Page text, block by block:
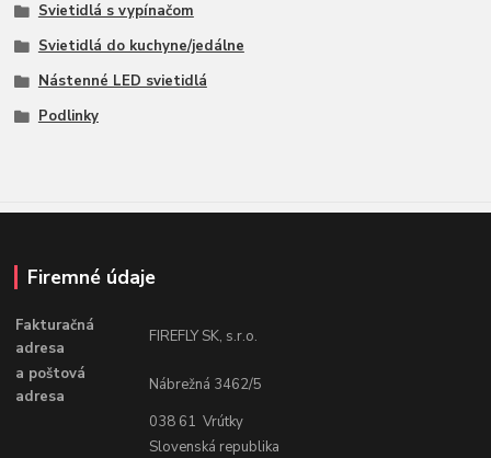
Svietidlá s vypínačom
Svietidlá do kuchyne/jedálne
Nástenné LED svietidlá
Podlinky
Firemné údaje
Fakturačná
adresa
FIREFLY SK, s.r.o.
a poštová
adresa
Nábrežná 3462/5
038 61 Vrútky
Slovenská republika